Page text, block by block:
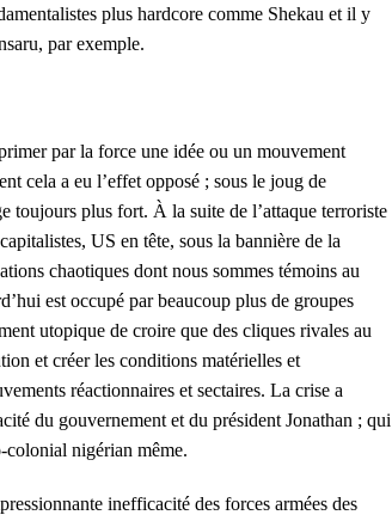
plus hardcore comme Shekau et il y
par exemple.
par la force une idée ou un mouvement
cela a eu l’effet opposé ; sous le joug de
toujours plus fort. À la suite de l’attaque terroriste
US en tête, sous la bannière de la
chaotiques dont nous sommes témoins au
est occupé par beaucoup plus de groupes
utopique de croire que des cliques rivales au
et créer les conditions matérielles et
réactionnaires et sectaires. La crise a
du gouvernement et du président Jonathan ; qui
colonial nigérian même.
inefficacité des forces armées des